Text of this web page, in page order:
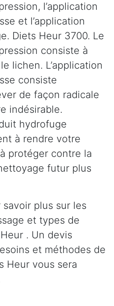
l’application
et l’application
Diets Heur 3700. Le
consiste à
lichen. L’application
consiste
de façon radicale
indésirable.
hydrofuge
à rendre votre
protéger contre la
futur plus
plus sur les
et types de
. Un devis
et méthodes de
Heur vous sera